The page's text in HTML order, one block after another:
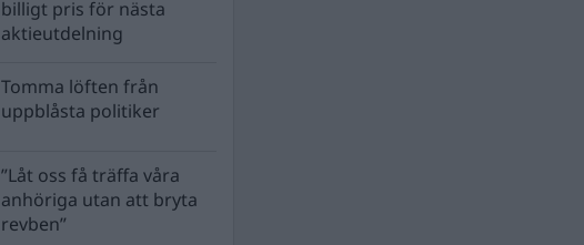
billigt pris för nästa
aktieutdelning
Tomma löften från
uppblåsta politiker
”Låt oss få träffa våra
anhöriga utan att bryta
revben”